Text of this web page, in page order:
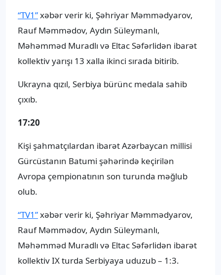
“TV1”xəbər verir ki, Şəhriyar Məmmədyarov,
Rauf Məmmədov, Aydın Süleymanlı,
Məhəmməd Muradlı və Eltac Səfərlidən ibarət
kollektiv yarışı 13 xalla ikinci sırada bitirib.
Ukrayna qızıl, Serbiya bürünc medala sahib
çıxıb.
17:20
Kişi şahmatçılardan ibarət Azərbaycan millisi
Gürcüstanın Batumi şəhərində keçirilən
Avropa çempionatının son turunda məğlub
olub.
“TV1”xəbər verir ki, Şəhriyar Məmmədyarov,
Rauf Məmmədov, Aydın Süleymanlı,
Məhəmməd Muradlı və Eltac Səfərlidən ibarət
kollektiv IX turda Serbiyaya uduzub – 1:3.